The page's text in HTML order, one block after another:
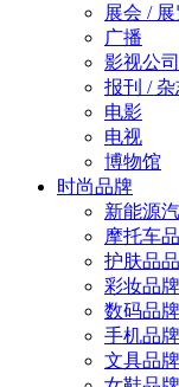
展会 /
广播
影视公司
报刊 /
电影
电视
博物馆
时尚品牌
新能源
摩托车
护肤品
彩妆品牌
数码品牌
手机品牌
文具品牌